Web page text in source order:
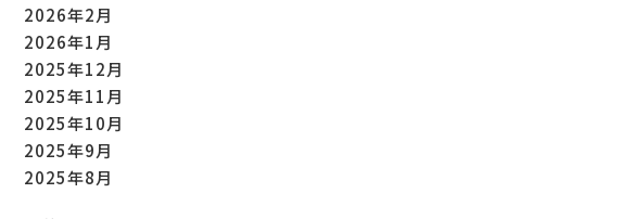
2026年2月
2026年1月
2025年12月
2025年11月
2025年10月
2025年9月
2025年8月